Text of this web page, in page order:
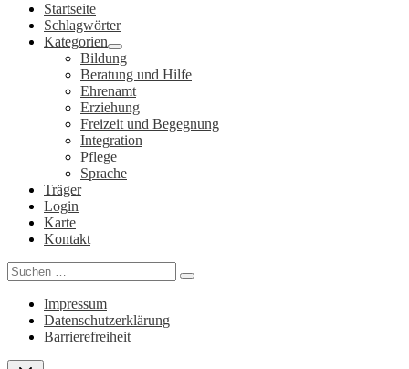
Startseite
Schlagwörter
Kategorien
Bildung
Beratung und Hilfe
Ehrenamt
Erziehung
Freizeit und Begegnung
Integration
Pflege
Sprache
Träger
Login
Karte
Kontakt
Search
for:
Impressum
Datenschutzerklärung
Barrierefreiheit